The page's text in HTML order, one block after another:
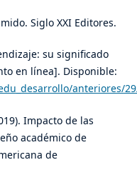
Siglo XXI Editores.
su significado
en línea]. Disponible:
anteriores/
Impacto de las
académico de
de